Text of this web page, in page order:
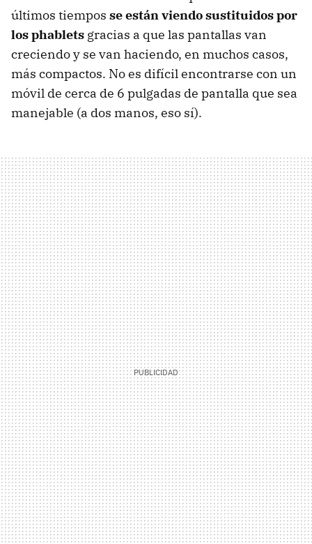
últimos tiempos se están viendo sustituidos por
los phablets gracias a que las pantallas van
creciendo y se van haciendo, en muchos casos,
más compactos. No es difícil encontrarse con un
móvil de cerca de 6 pulgadas de pantalla que sea
manejable (a dos manos, eso sí).